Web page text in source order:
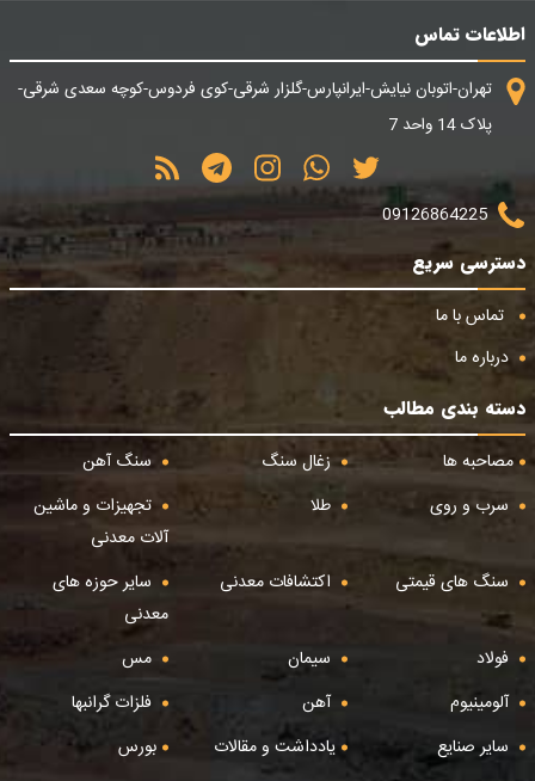
اطلاعات تماس
تهران-اتوبان نیایش-ایرانپارس-گلزار شرقی-کوی فردوس-کوچه سعدی شرقی-
پلاک 14 واحد 7
09126864225
دسترسی سریع
تماس با ما
درباره ما
دسته بندی مطالب
مصاحبه ها
زغال سنگ
سنگ آهن
سرب و روی
طلا
تجهیزات و ماشین
آلات معدنی
سنگ های قیمتی
اکتشافات معدنی
سایر حوزه های
معدنی
فولاد
سیمان
مس
آلومینیوم
آهن
فلزات گرانبها
سایر صنایع
یادداشت و مقالات
بورس